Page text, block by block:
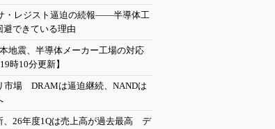
・レジスト逼迫の続報――半導体工
避できている理由
地震、半導体メーカー工場の対応
時10分更新】
市場 DRAMは逼迫継続、NANDは
、26年度1Qは売上高が過去最高 デ